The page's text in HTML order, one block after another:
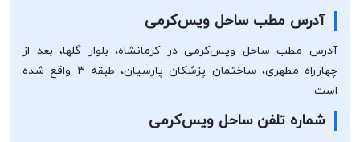
آدرس مطب ساحل ویس‌کرمی
آدرس مطب ساحل ویس‌کرمی در کرمانشاه، بلوار گلها، بعد از
چهارراه مطهری، ساختمان پزشکان پارسیان، طبقه 3 واقع شده
است.
شماره تلفن ساحل ویس‌کرمی